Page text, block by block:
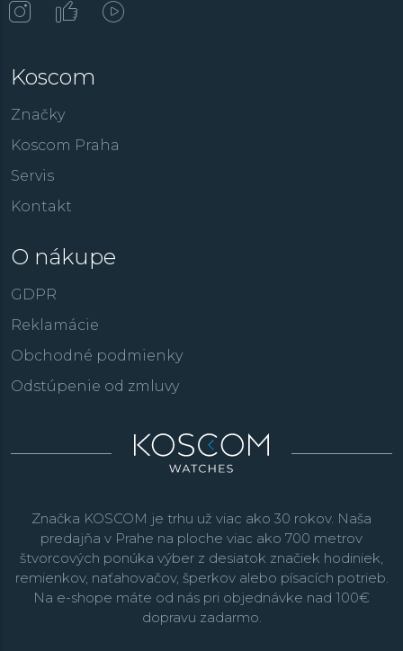
Koscom
Značky
Koscom Praha
Servis
Kontakt
O nákupe
GDPR
Reklamácie
Obchodné podmienky
Odstúpenie od zmluvy
Značka KOSCOM je trhu už viac ako 30 rokov. Naša
predajňa v Prahe na ploche viac ako 700 metrov
štvorcových ponúka výber z desiatok značiek hodiniek,
remienkov, naťahovačov, šperkov alebo písacích potrieb.
Na e-shope máte od nás pri objednávke nad 100€
dopravu zadarmo.